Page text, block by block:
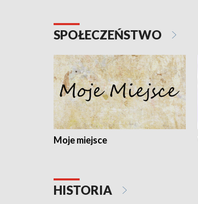
SPOŁECZEŃSTWO
Moje miejsce
HISTORIA